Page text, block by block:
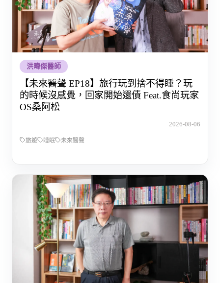
洪暐傑醫師
【未來醫聲 EP18】旅行玩到捨不得睡？玩
的時候沒感覺，回家開始還債 Feat.食尚玩家
OS桑阿松
2026-08-06
旅遊 睡眠 未來醫聲